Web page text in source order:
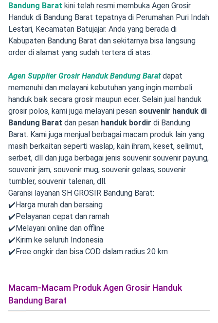
Bandung Barat kini telah resmi membuka Agen Grosir
Handuk di Bandung Barat tepatnya di Perumahan Puri Indah
Lestari, Kecamatan Batujajar. Anda yang berada di
Kabupaten Bandung Barat dan sekitarnya bisa langsung
order di alamat yang sudah tertera di atas.
Agen Supplier Grosir Handuk Bandung Baratdapat
memenuhi dan melayani kebutuhan yang ingin membeli
handuk baik secara grosir maupun ecer. Selain jual handuk
grosir polos, kami juga melayani pesan souvenir handuk di
Bandung Barat dan pesan handuk bordir di Bandung
Barat. Kami juga menjual berbagai macam produk lain yang
masih berkaitan seperti waslap, kain ihram, keset, selimut,
serbet, dll dan juga berbagai jenis souvenir souvenir payung,
souvenir jam, souvenir mug, souvenir gelaas, souvenir
tumbler, souvenir talenan, dll.
Garansi layanan SH GROSIR Bandung Barat:
✔️Harga murah dan bersaing
✔️Pelayanan cepat dan ramah
✔️Melayani online dan offline
✔️Kirim ke seluruh Indonesia
✔️Free ongkir dan bisa COD dalam radius 20 km
Macam-Macam Produk Agen Grosir Handuk
Bandung Barat